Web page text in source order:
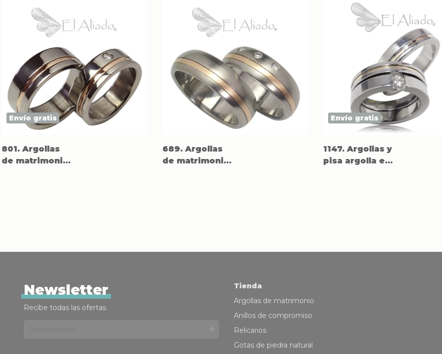
Envío gratis
801. Argollas
de matrimonio
689. Argollas
de matrimonio
Envío gratis
1147. Argollas y
pisa argolla en
Newsletter
Recibe todas las ofertas
Tienda
Argollas de matrimonio
Anillos de compromiso
Relicarios
Gotas de piedra natural